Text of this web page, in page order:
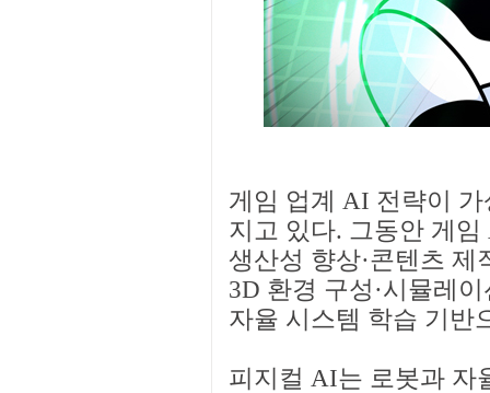
게임 업계 AI 전략이
지고 있다. 그동안 게임
생산성 향상·콘텐츠
3D 환경 구성·시뮬레
자율 시스템 학습 기반
피지컬 AI는 로봇과 자